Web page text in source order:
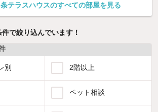
テラスハウスのすべての部屋を見る
で絞り込んでいます！
別 2階以上
ペット相談